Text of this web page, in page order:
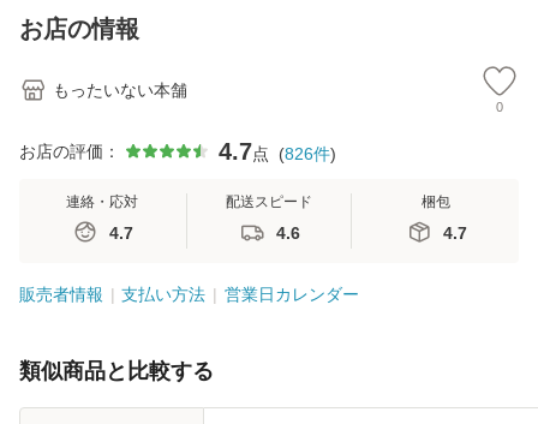
お店の情報
もったいない本舗
0
お店の評価： 4.7点 (826件)
連絡・応対
4.7
配送スピード
4.6
梱包
4.7
販売者情報 支払い方法 営業日カレンダー
類似商品と比較する